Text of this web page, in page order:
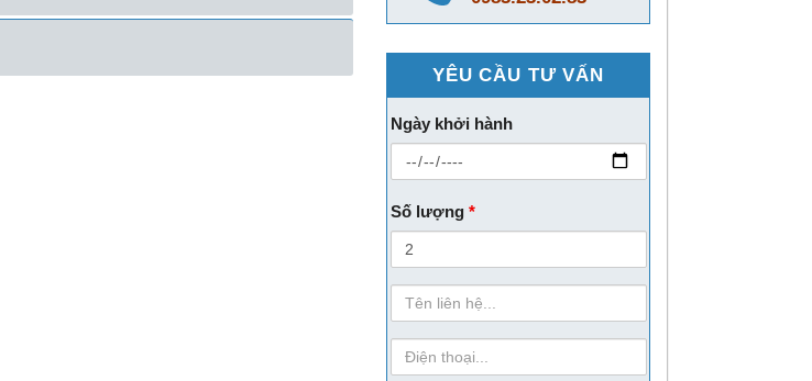
YÊU CẦU TƯ VẤN
Ngày khởi hành
Số lượng *
Họ
Tên
sdt